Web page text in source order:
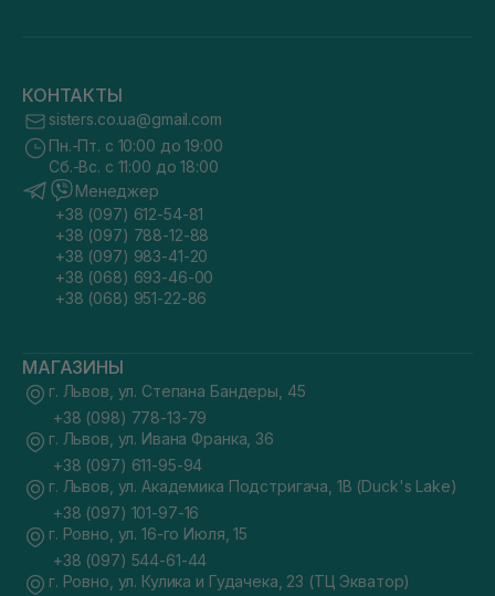
КОНТАКТЫ
sisters.co.ua@gmail.com
Пн.-Пт. с 10:00 до 19:00
Сб.-Вс. с 11:00 до 18:00
Менеджер
+38 (097) 612-54-81
+38 (097) 788-12-88
+38 (097) 983-41-20
+38 (068) 693-46-00
+38 (068) 951-22-86
МАГАЗИНЫ
г. Львов, ул. Степана Бандеры, 45
+38 (098) 778-13-79
г. Львов, ул. Ивана Франка, 36
+38 (097) 611-95-94
г. Львов, ул. Академика Подстригача, 1В (Duck's Lake)
+38 (097) 101-97-16
г. Ровно, ул. 16-го Июля, 15
+38 (097) 544-61-44
г. Ровно, ул. Кулика и Гудачека, 23 (ТЦ Экватор)